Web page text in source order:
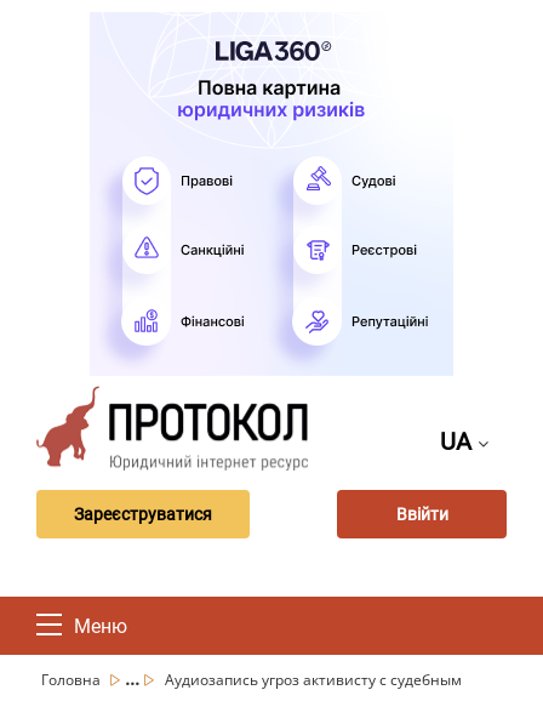
UA
Зареєструватися Ввійти
Меню
Головна ...
Аудиозапись угроз активисту с судебным